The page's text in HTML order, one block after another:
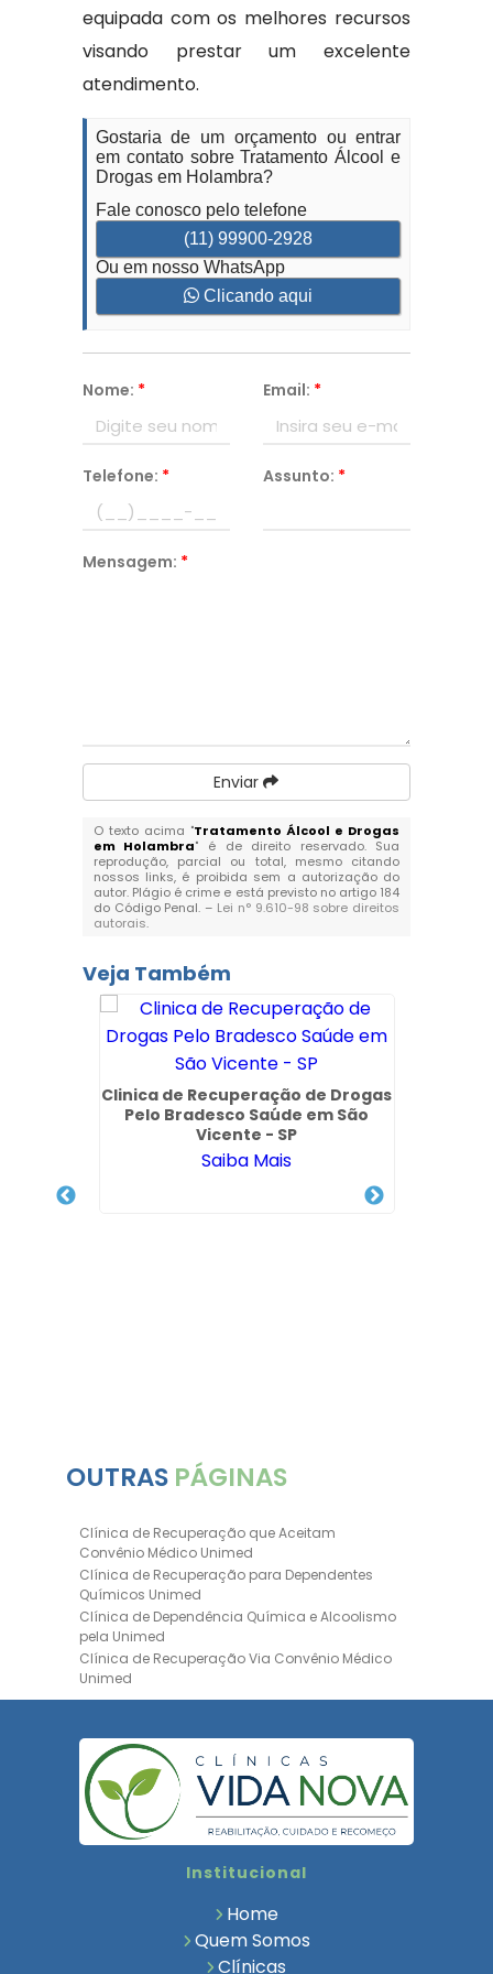
equipada com os melhores recursos
visando prestar um excelente
atendimento.
Gostaria de um orçamento ou entrar
em contato sobre Tratamento Álcool e
Drogas em Holambra?
Fale conosco pelo telefone
(11) 99900-2928
Ou em nosso WhatsApp
Clicando aqui
Nome: * Email: *
Telefone: * Assunto: *
Mensagem: *
Enviar
O texto acima "Tratamento Álcool e Drogas
em Holambra" é de direito reservado. Sua
reprodução, parcial ou total, mesmo citando
nossos links, é proibida sem a autorização do
autor. Plágio é crime e está previsto no artigo 184
do Código Penal. – Lei n° 9.610-98 sobre direitos
autorais.
Veja Também
Clinica de Recuperação de Drogas
Pelo Bradesco Saúde em São
Vicente - SP
Saiba Mais
OUTRAS PÁGINAS
Clínica de Recuperação que Aceitam
Convênio Médico Unimed
Clínica de Recuperação para Dependentes
Químicos Unimed
Clínica de Dependência Química e Alcoolismo
pela Unimed
Clínica de Recuperação Via Convênio Médico
Unimed
Clínica de Recuperação Convênio Bradesco
Bradesco Saúde
Hospital Psiquiátrico para Dependentes
Químicos Unimed
Internação Unimed para Dependentes
Químicos
Bradesco Saúde
Clinica de Recuperação de Dependentes
Institucional
Home
Quem Somos
Clínicas